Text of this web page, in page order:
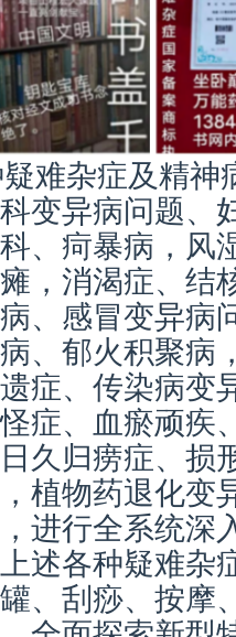
难杂症及精神
变异病问题、
、疴暴病，风
，消渴症、结
、感冒变异病
、郁火积聚病
症、传染病变
症、血瘀顽疾
久归痨症、损
植物药退化变
进行全系统深
述各种疑难杂
、刮痧、按摩